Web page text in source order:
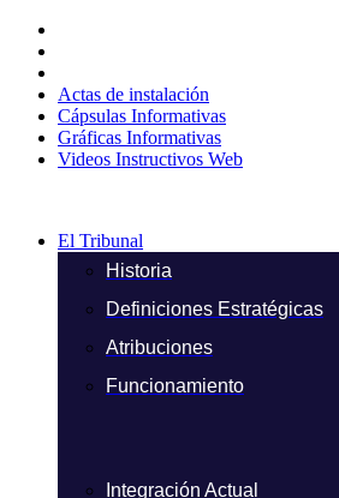
contenido
Actas de instalación
Cápsulas Informativas
Gráficas Informativas
Videos Instructivos Web
El Tribunal
Historia
Definiciones Estratégicas
Atribuciones
Funcionamiento
Integración Actual